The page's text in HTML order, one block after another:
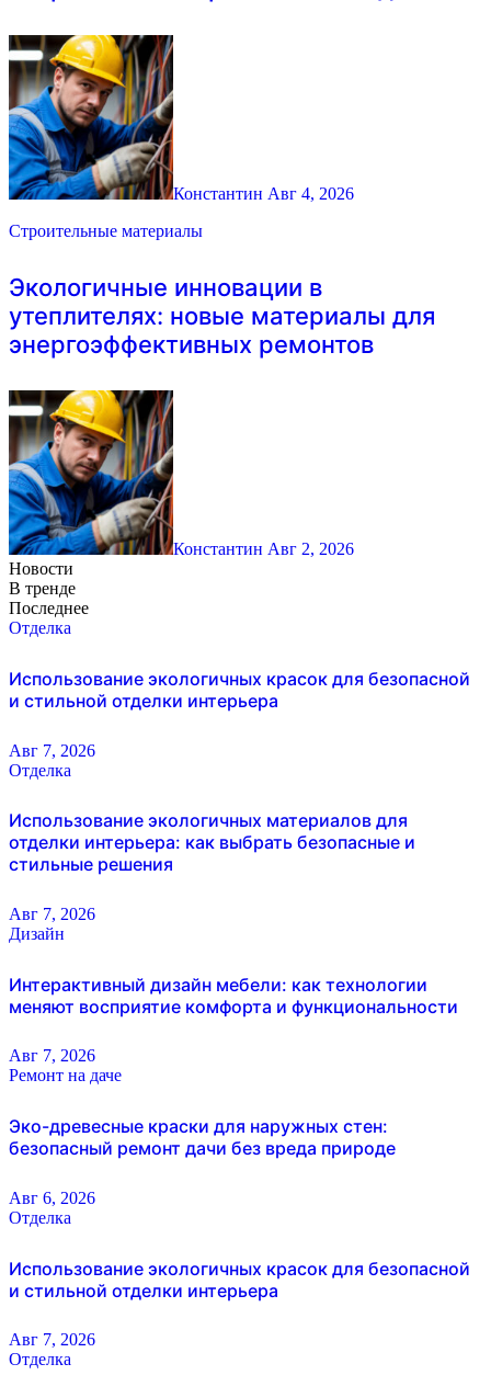
Константин Авг 4, 2026
Строительные материалы
Экологичные инновации в
утеплителях: новые материалы для
энергоэффективных ремонтов
Константин Авг 2, 2026
Новости
В тренде
Последнее
Отделка
Использование экологичных красок для безопасной
и стильной отделки интерьера
Авг 7, 2026
Отделка
Использование экологичных материалов для
отделки интерьера: как выбрать безопасные и
стильные решения
Авг 7, 2026
Дизайн
Интерактивный дизайн мебели: как технологии
меняют восприятие комфорта и функциональности
Авг 7, 2026
Ремонт на даче
Эко-древесные краски для наружных стен:
безопасный ремонт дачи без вреда природе
Авг 6, 2026
Отделка
Использование экологичных красок для безопасной
и стильной отделки интерьера
Авг 7, 2026
Отделка